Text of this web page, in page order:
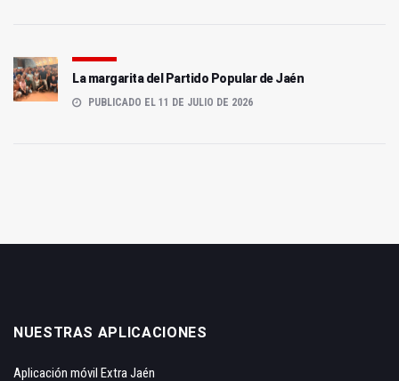
La margarita del Partido Popular de Jaén
PUBLICADO EL 11 DE JULIO DE 2026
NUESTRAS APLICACIONES
Aplicación móvil Extra Jaén